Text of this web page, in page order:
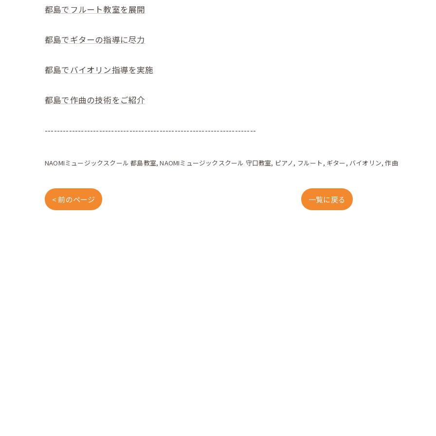
都島でフルート教室を展開
都島でギターの指導に尽力
都島でバイオリン指導を実施
都島で作曲の技術をご紹介
----------------------------------------------------------------------
NAOMIミュージックスクール 都島教室 NAOMIミュージックスクール 守口教室 ピアノ フルート ギター バイオリン 作曲
< 前のページ 一覧に戻る